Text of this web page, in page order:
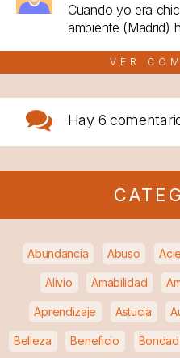
Cuando yo era
ambiente (Madrid)
VER
Hay 6
Abundancia Abuso
Alivio Amabilidad
Aprendizaje Astucia
Belleza Beneficio Bondad